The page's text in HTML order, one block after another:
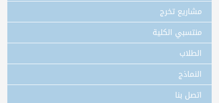
مشاريع تخرج
منتسبي الكلية
الطلاب
النماذج
اتصل بنا